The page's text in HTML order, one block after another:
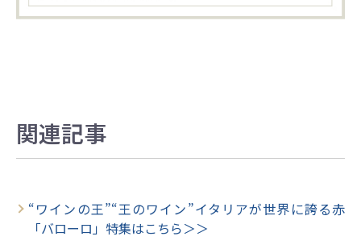
関連記事
“ワインの王”“王のワイン”イタリアが世界に誇る赤
「バローロ」特集はこちら＞＞